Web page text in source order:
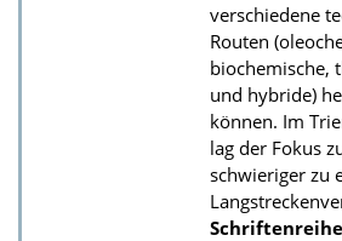
b
l
i
k
a
t
i
verschiedene
Routen
biochemische,
und hybride)
können. Im
lag der Fokus
schwieriger zu
Schriftenreihe